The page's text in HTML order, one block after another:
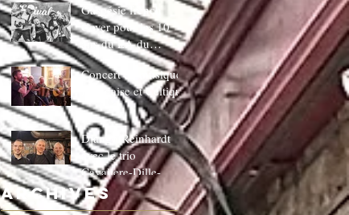
Gaspésie french
Cover pour les 10
ans du LA du
Hautbois
Concert de musique
Irlandaise et Celtique
Django Reinhardt
avec le trio
Cavaliere-Dille-
Dardenne!!!!!!C'EST
COMPLET!!!!
Archives